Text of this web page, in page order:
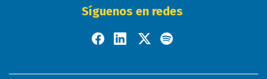
Síguenos en redes